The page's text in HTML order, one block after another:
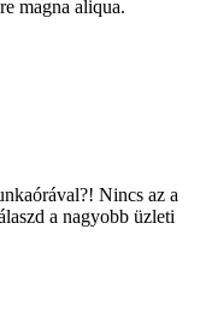
magna aliqua.
Nincs az a
a nagyobb üzleti